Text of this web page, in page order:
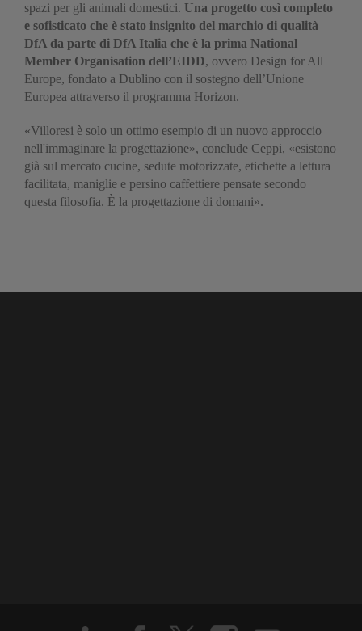
spazi per gli animali domestici. Una progetto così completo
e sofisticato che è stato insignito del marchio di qualità
DfA da parte di DfA Italia che è la prima National
Member Organisation dell’EIDD, ovvero Design for All
Europe, fondato a Dublino con il sostegno dell’Unione
Europea attraverso il programma Horizon.
«Villoresi è solo un ottimo esempio di un nuovo approccio
nell'immaginare la progettazione», conclude Ceppi, «esistono
già sul mercato cucine, sedute motorizzate, etichette a lettura
facilitata, maniglie e persino caffettiere pensate secondo
questa filosofia. È la progettazione di domani».